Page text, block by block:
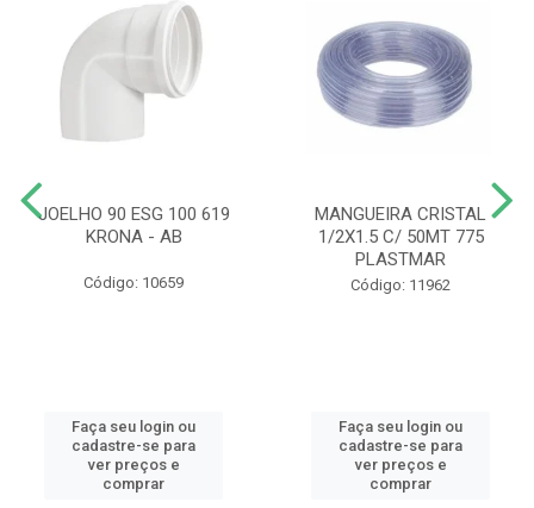
JOELHO 90 ESG 100 619
KRONA - AB
Código: 10659
Faça seu login ou
cadastre-se para
ver preços e
comprar
MANGUEIRA CRISTAL
1/2X1.5 C/ 50MT 775
PLASTMAR
Código: 11962
Faça seu login ou
cadastre-se para
ver preços e
comprar